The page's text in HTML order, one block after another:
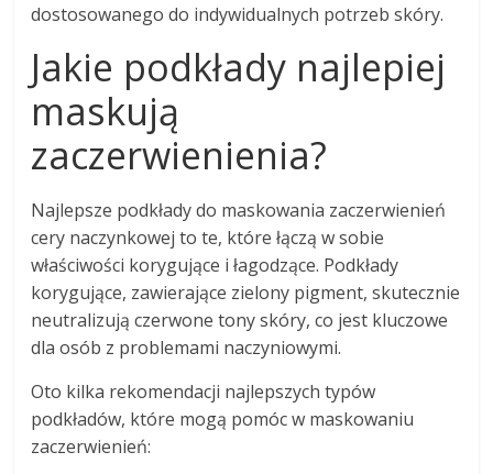
dostosowanego do indywidualnych potrzeb skóry.
Jakie podkłady najlepiej
maskują
zaczerwienienia?
Najlepsze podkłady do maskowania zaczerwienień
cery naczynkowej to te, które łączą w sobie
właściwości korygujące i łagodzące. Podkłady
korygujące, zawierające zielony pigment, skutecznie
neutralizują czerwone tony skóry, co jest kluczowe
dla osób z problemami naczyniowymi.
Oto kilka rekomendacji najlepszych typów
podkładów, które mogą pomóc w maskowaniu
zaczerwienień: